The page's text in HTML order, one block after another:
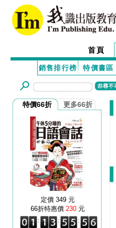
首頁
銷售排行榜 特價書區
特價66折 更多66折
定價 349 元
66折特惠價 230 元
:
:
: